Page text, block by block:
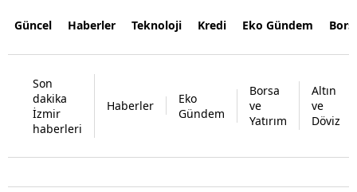
Güncel Haberler Teknoloji Kredi Eko Gündem
Son
dakika
İzmir
haberleri
Haberler
Eko
Gündem
Borsa
ve
Yatırım
Altın
ve
Döviz